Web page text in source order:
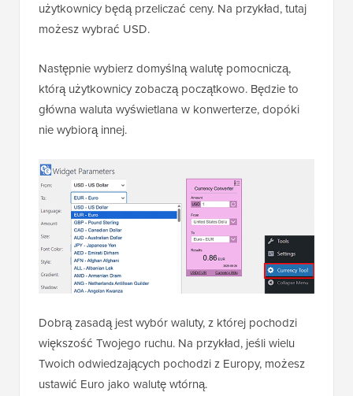
użytkownicy będą przeliczać ceny. Na przykład, tutaj
możesz wybrać USD.
Następnie wybierz domyślną walutę pomocniczą,
którą użytkownicy zobaczą początkowo. Będzie to
główna waluta wyświetlana w konwerterze, dopóki
nie wybiorą innej.
Dobrą zasadą jest wybór waluty, z której pochodzi
większość Twojego ruchu. Na przykład, jeśli wielu
Twoich odwiedzających pochodzi z Europy, możesz
ustawić Euro jako walutę wtórną.